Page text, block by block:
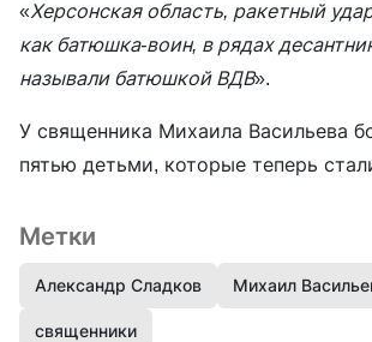
«Херсонская область, ракетный
как батюшка-воин, в рядах
называли батюшкой ВДВ».
У священника Михаила Васильева
пятью детьми, которые теперь
Метки
Александр Сладков Михаил
священники